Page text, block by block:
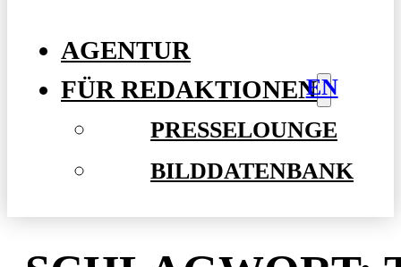
AGENTUR
FÜR REDAKTIONEN
PRESSELOUNGE
BILDDATENBANK
EN